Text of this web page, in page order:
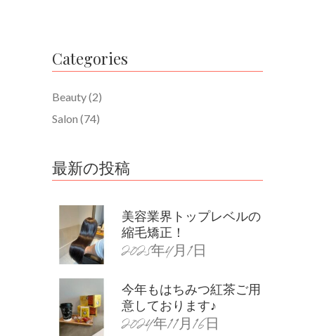
Categories
Beauty(2)
Salon (74)
最新の投稿
美容業界トップレベルの
縮毛矯正！
2025年4月1日
今年もはちみつ紅茶ご用
意しております♪
2024年11月16日